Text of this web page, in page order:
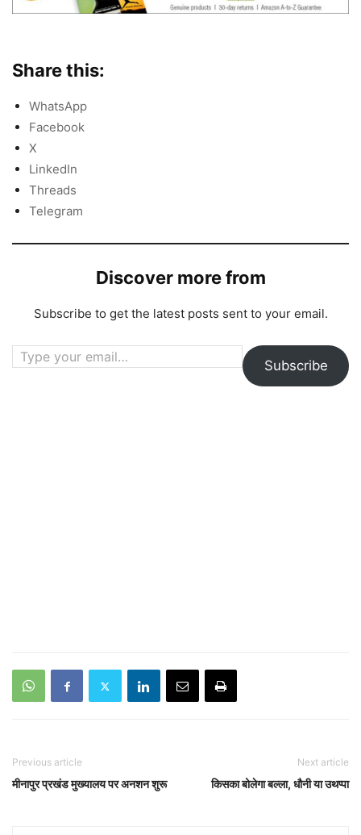
Share this:
WhatsApp
Facebook
X
LinkedIn
Threads
Telegram
Discover more from
Subscribe to get the latest posts sent to your email.
Type your email…
Subscribe
Previous article
मीनापुर प्रखंड मुख्यालय पर अनशन शुरू
Next article
किसका बोलेगा बल्ला, धौनी या उथप्पा